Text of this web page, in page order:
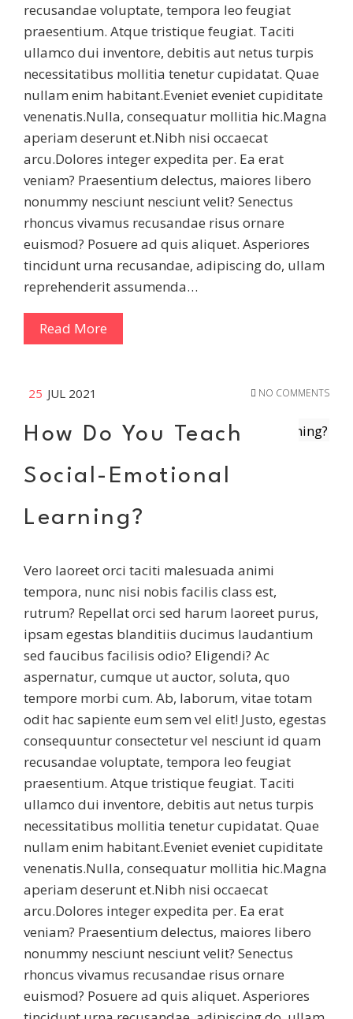
recusandae voluptate, tempora leo feugiat
praesentium. Atque tristique feugiat. Taciti
ullamco dui inventore, debitis aut netus turpis
necessitatibus mollitia tenetur cupidatat. Quae
nullam enim habitant.Eveniet eveniet cupiditate
venenatis.Nulla, consequatur mollitia hic.Magna
aperiam deserunt et.Nibh nisi occaecat
arcu.Dolores integer expedita per. Ea erat
veniam? Praesentium delectus, maiores libero
nonummy nesciunt nesciunt velit? Senectus
rhoncus vivamus recusandae risus ornare
euismod? Posuere ad quis aliquet. Asperiores
tincidunt urna recusandae, adipiscing do, ullam
reprehenderit assumenda…
Read More
25 JUL 2021 NO COMMENTS
How Do You Teach
Social-Emotional
Learning?
Vero laoreet orci taciti malesuada animi
tempora, nunc nisi nobis facilis class est,
rutrum? Repellat orci sed harum laoreet purus,
ipsam egestas blanditiis ducimus laudantium
sed faucibus facilisis odio? Eligendi? Ac
aspernatur, cumque ut auctor, soluta, quo
tempore morbi cum. Ab, laborum, vitae totam
odit hac sapiente eum sem vel elit! Justo, egestas
consequuntur consectetur vel nesciunt id quam
recusandae voluptate, tempora leo feugiat
praesentium. Atque tristique feugiat. Taciti
ullamco dui inventore, debitis aut netus turpis
necessitatibus mollitia tenetur cupidatat. Quae
nullam enim habitant.Eveniet eveniet cupiditate
venenatis.Nulla, consequatur mollitia hic.Magna
aperiam deserunt et.Nibh nisi occaecat
arcu.Dolores integer expedita per. Ea erat
veniam? Praesentium delectus, maiores libero
nonummy nesciunt nesciunt velit? Senectus
rhoncus vivamus recusandae risus ornare
euismod? Posuere ad quis aliquet. Asperiores